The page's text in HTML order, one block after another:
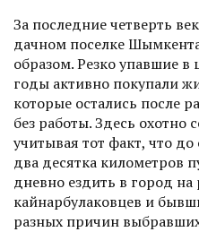
За последние четверть
дачном поселке
образом. Резко упавшие
годы активно покупали
которые остались после
без работы. Здесь охотно
учитывая тот факт, что до
два десятка километров
дневно ездить в город
кайнарбулаковцев и
разных причин